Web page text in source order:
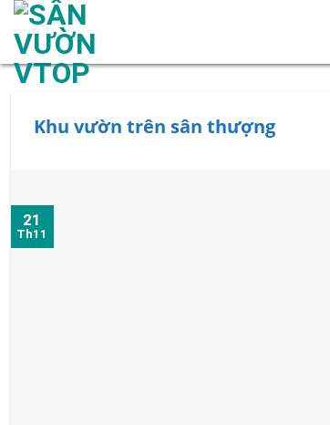
Skip
to
content
Khu vườn trên sân thượng
21
Th11